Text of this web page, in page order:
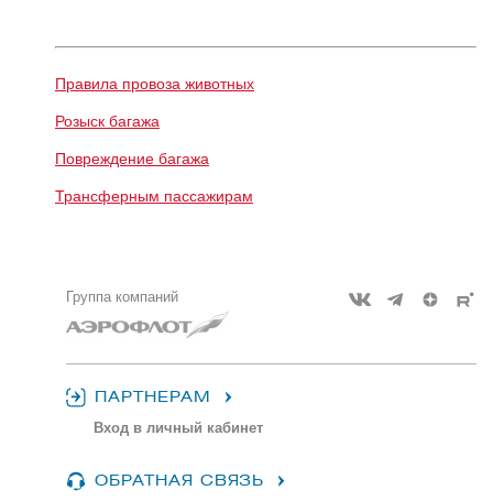
Правила провоза животных
Розыск багажа
Повреждение багажа
Транcферным пассажирам
Группа компаний
ПАРТНЕРАМ
Вход в личный кабинет
ОБРАТНАЯ СВЯЗЬ